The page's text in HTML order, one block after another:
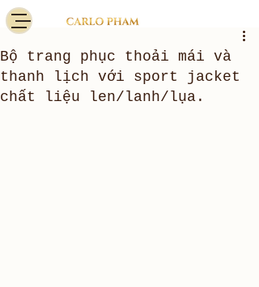
Bộ trang phục thoải mái và
thanh lịch với sport jacket
chất liệu len/lanh/lụa.